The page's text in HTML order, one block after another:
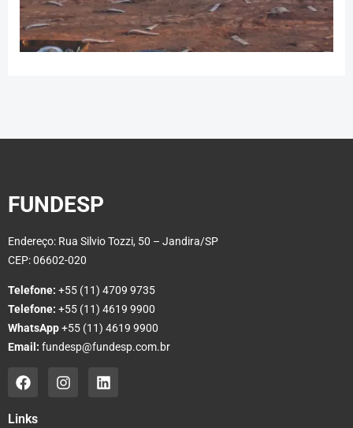
FUNDESP
Endereço: Rua Silvio Tozzi, 50 – Jandira/SP
CEP: 06602-020
Telefone: +55 (11) 4709 9735
Telefone: +55 (11) 4619 9900
WhatsApp+55 (11) 4619 9900
Email: fundesp@fundesp.com.br
Links